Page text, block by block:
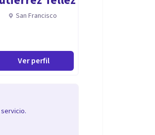
San Francisco
Ver perfil